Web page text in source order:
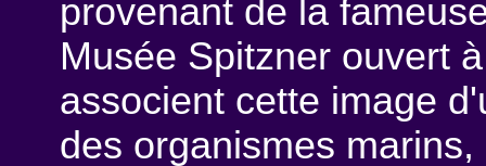
provenant de la
Musée Spitzner ouvert
associent cette image
des organismes